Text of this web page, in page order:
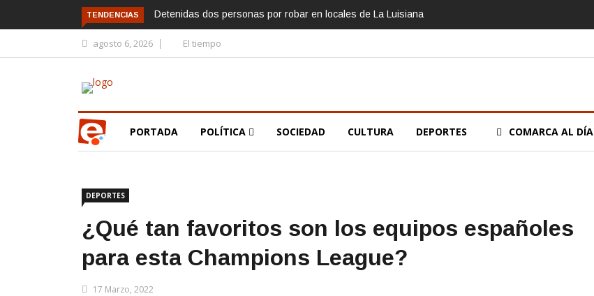
TENDENCIAS Detenidas dos personas por robar en locales de La Luisiana
agosto 6, 2026 El tiempo
PORTADA POLÍTICA SOCIEDAD CULTURA DEPORTES COMARCA AL DÍA
DEPORTES
¿Qué tan favoritos son los equipos españoles
para esta Champions League?
17 Marzo, 2022